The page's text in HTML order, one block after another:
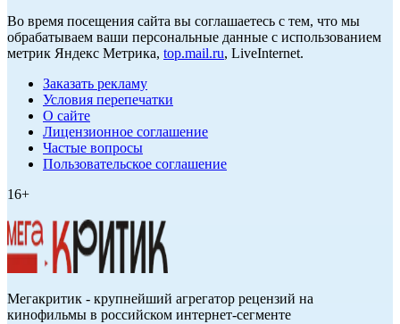
Во время посещения сайта вы соглашаетесь с тем, что мы
обрабатываем ваши персональные данные с использованием
метрик Яндекс Метрика, top.mail.ru, LiveInternet.
Заказать рекламу
Условия перепечатки
О сайте
Лицензионное соглашение
Частые вопросы
Пользовательское соглашение
16+
Мегакритик - крупнейший агрегатор рецензий на
кинофильмы в российском интернет-сегменте